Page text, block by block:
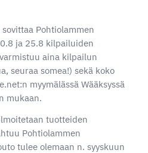
Pohtiolammen
ja 25.8 kilpailuiden
aina kilpailun
seuraa somea!) sekä koko
myymälässä Wääksyssä
mukaan.
tuotteiden
Pohtiolammen
tulee olemaan n. syyskuun